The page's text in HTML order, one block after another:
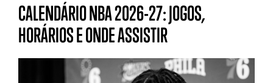
CALENDÁRIO NBA 2026-27: JOGOS,
HORÁRIOS E ONDE ASSISTIR